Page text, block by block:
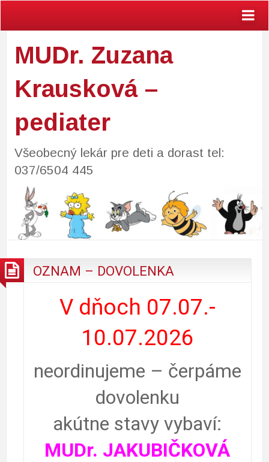
MUDr. Zuzana
Krausková –
pediater
Všeobecný lekár pre deti a dorast tel:
037/6504 445
OZNAM – DOVOLENKA
V dňoch 07.07.-
10.07.2026
neordinujeme – čerpáme
dovolenku
akútne stavy vybaví:
MUDr. JAKUBIČKOVÁ